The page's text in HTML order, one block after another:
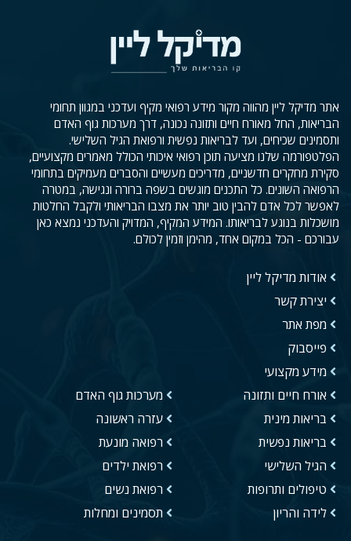
אתר מדיקל ליין מהווה מקור מידע רפואי מקיף ועדכני במגוון תחומי
הבריאות, החל מאורח חיים ותזונה נכונה, דרך מערכות גוף האדם
ותסמינים שכיחים, ועד לבריאות נפשית ורפואת הגיל השלישי.
הפלטפורמה שלנו מציעה תוכן רפואי איכותי הכולל מאמרים מקצועיים,
סקירת מחקרים חדשניים, מדריכים מעשיים והסברים מעמיקים בתחומי
הרפואה השונים. כל התכנים מוגשים בשפה ברורה ונגישה, במטרה
לאפשר לכל אדם להבין טוב יותר את מצבו הבריאותי ולקבל החלטות
מושכלות בנוגע לבריאותו. המידע המקיף, המדויק והעדכני נמצא כאן
עבורכם - הכל במקום אחד, מהימן וזמין לכולם.
אודות מדיקל ליין
יצירת קשר
מפת אתר
פייסבוק
מידע מקצועי
אורח חיים ותזונה
בריאות מינית
בריאות נפשית
הגיל השלישי
טיפולים ותרופות
לידה והריון
מערכות גוף האדם
עזרה ראשונה
רפואה מונעת
רפואת ילדים
רפואת נשים
תסמינים ומחלות